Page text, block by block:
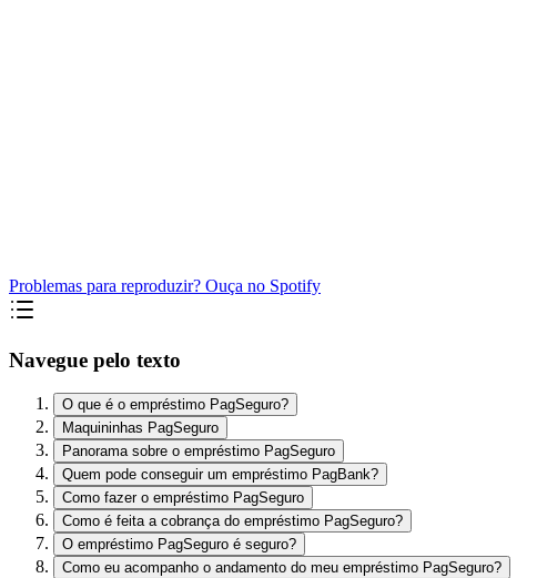
Problemas para reproduzir? Ouça no Spotify
Navegue pelo texto
O que é o empréstimo PagSeguro?
Maquininhas PagSeguro
Panorama sobre o empréstimo PagSeguro
Quem pode conseguir um empréstimo PagBank?
Como fazer o empréstimo PagSeguro
Como é feita a cobrança do empréstimo PagSeguro?
O empréstimo PagSeguro é seguro?
Como eu acompanho o andamento do meu empréstimo PagSeguro?